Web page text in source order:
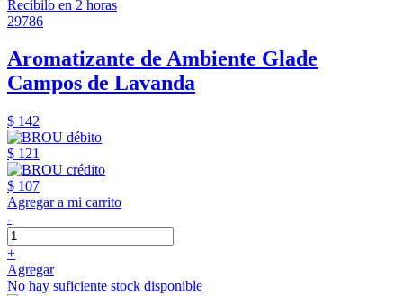
Recibilo en 2 horas
29786
Aromatizante de Ambiente Glade
Campos de Lavanda
$ 142
$ 121
$ 107
Agregar a mi carrito
-
+
Agregar
No hay suficiente stock disponible